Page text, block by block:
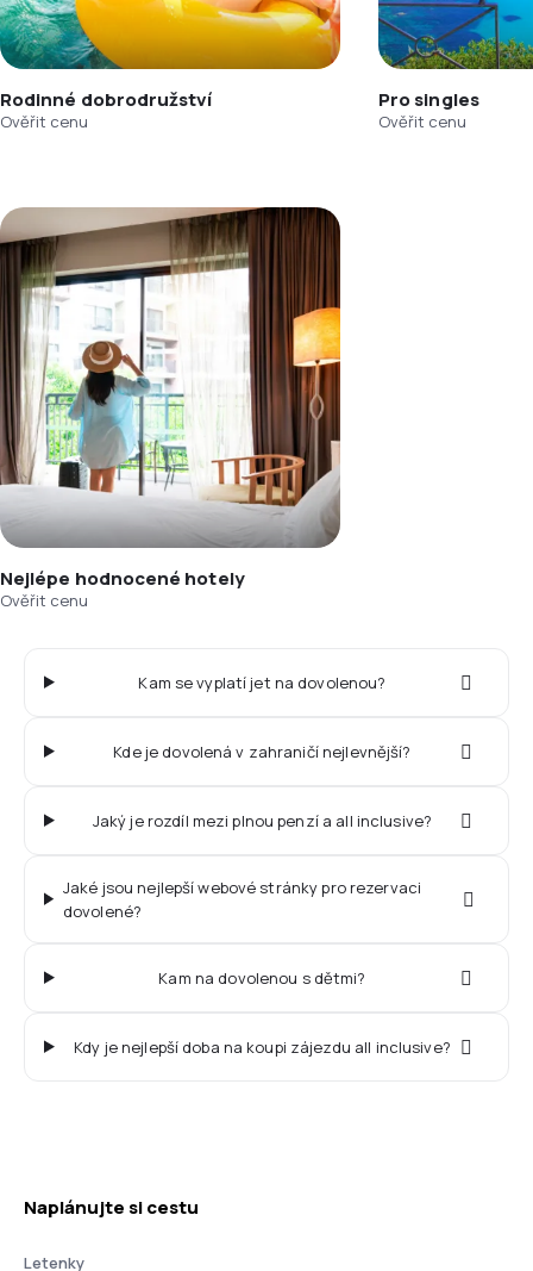
Rodinné dobrodružství
Ověřit cenu
Pro singles
Ověřit cenu
Nejlépe hodnocené hotely
Ověřit cenu
Kam se vyplatí jet na dovolenou?
Kde je dovolená v zahraničí nejlevnější?
Jaký je rozdíl mezi plnou penzí a all inclusive?
Jaké jsou nejlepší webové stránky pro rezervaci
dovolené?
Kam na dovolenou s dětmi?
Kdy je nejlepší doba na koupi zájezdu all inclusive?
Naplánujte si cestu
Letenky